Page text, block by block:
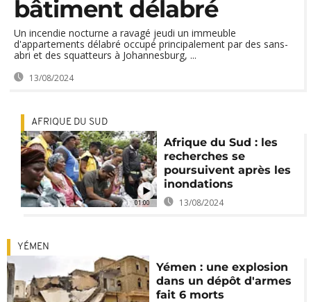
bâtiment délabré
Un incendie nocturne a ravagé jeudi un immeuble
d'appartements délabré occupé principalement par des sans-
abri et des squatteurs à Johannesburg, ...
13/08/2024
01:00
AFRIQUE DU SUD
Afrique du Sud : les
recherches se
poursuivent après les
inondations
13/08/2024
YÉMEN
Yémen : une explosion
dans un dépôt d'armes
fait 6 morts